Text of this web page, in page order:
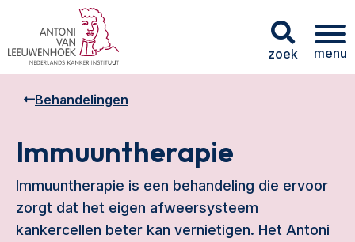
zoek menu
Immuuntherapie
Immuuntherapie is een behandeling die ervoor
zorgt dat het eigen afweersysteem
kankercellen beter kan vernietigen. Het Antoni
Behandelingen